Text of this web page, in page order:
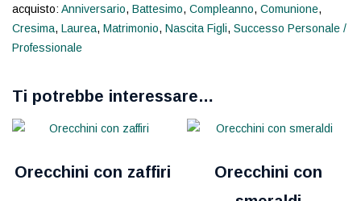
acquisto: Anniversario, Battesimo, Compleanno, Comunione,
Cresima, Laurea, Matrimonio, Nascita Figli, Successo Personale /
Professionale
Ti potrebbe interessare…
Orecchini con zaffiri
Orecchini con